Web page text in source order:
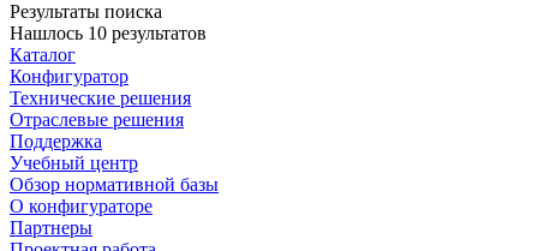
Результаты поиска
Нашлось 10 результатов
Каталог
Конфигуратор
Технические решения
Отраслевые решения
Поддержка
Учебный центр
Обзор нормативной базы
О конфигураторе
Партнеры